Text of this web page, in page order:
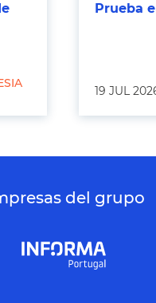
Prueba
19 JUL
del grupo